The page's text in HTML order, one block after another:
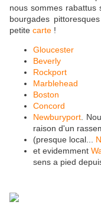
nous sommes rabattus
bourgades
petite carte !
Gloucester
Beverly
Rockport
Marblehead
Boston
Concord
Newburyport .
raison d'un
(presque local...
et evidemment
sens a pied